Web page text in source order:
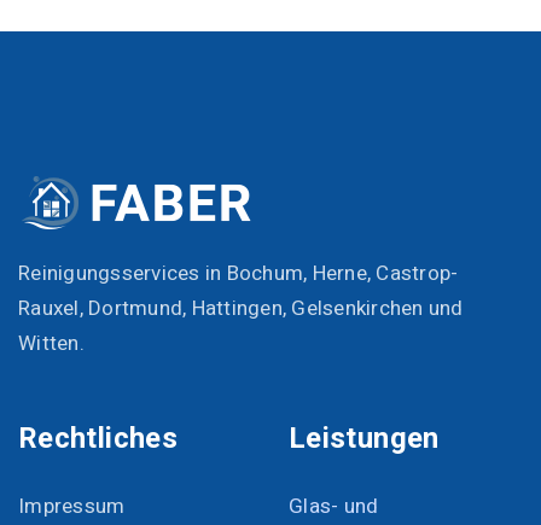
Reinigungsservices in Bochum, Herne, Castrop-
Rauxel, Dortmund, Hattingen, Gelsenkirchen und
Witten.
Rechtliches
Impressum
Leistungen
Glas- und